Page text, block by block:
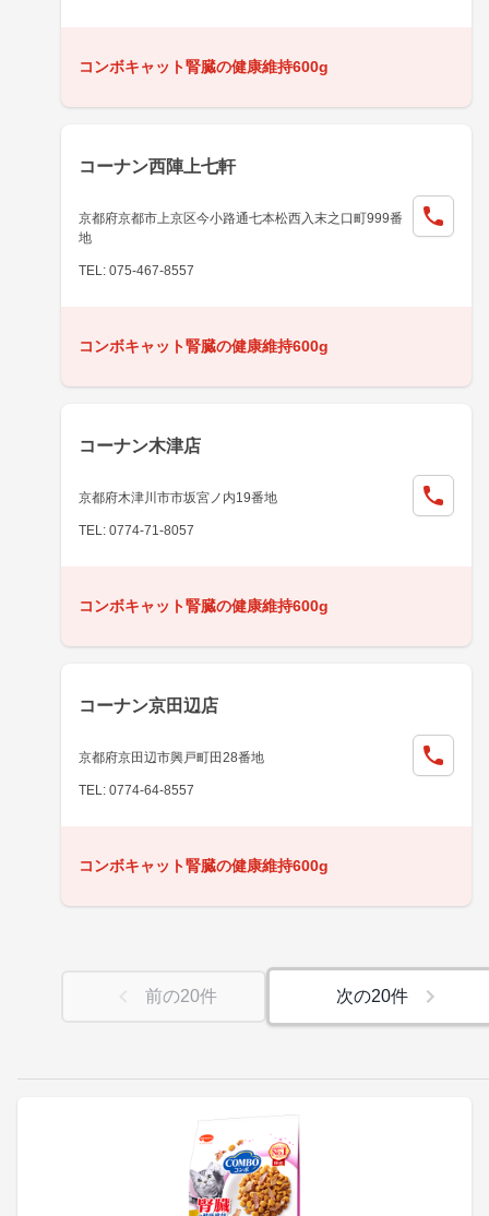
コンボキャット腎臓の健康維持600g
コーナン西陣上七軒
京都府京都市上京区今小路通七本松西入末之口町999番
地
TEL: 075-467-8557
コンボキャット腎臓の健康維持600g
コーナン木津店
京都府木津川市市坂宮ノ内19番地
TEL: 0774-71-8057
コンボキャット腎臓の健康維持600g
コーナン京田辺店
京都府京田辺市興戸町田28番地
TEL: 0774-64-8557
コンボキャット腎臓の健康維持600g
前の20件 次の20件